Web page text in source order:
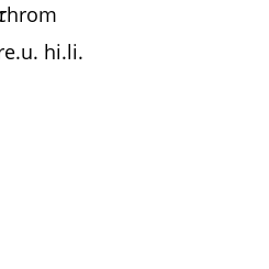
hi.li.